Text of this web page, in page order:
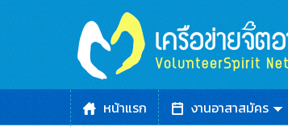
หน้าแรก งานอาสาสมัคร